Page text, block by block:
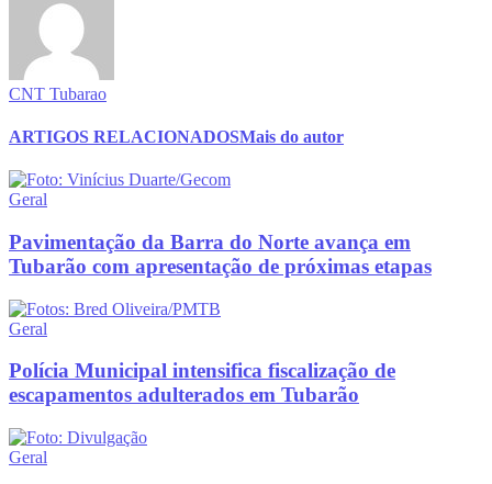
CNT Tubarao
ARTIGOS RELACIONADOSMais do autor
Geral
Pavimentação da Barra do Norte avança em
Tubarão com apresentação de próximas etapas
Geral
Polícia Municipal intensifica fiscalização de
escapamentos adulterados em Tubarão
Geral